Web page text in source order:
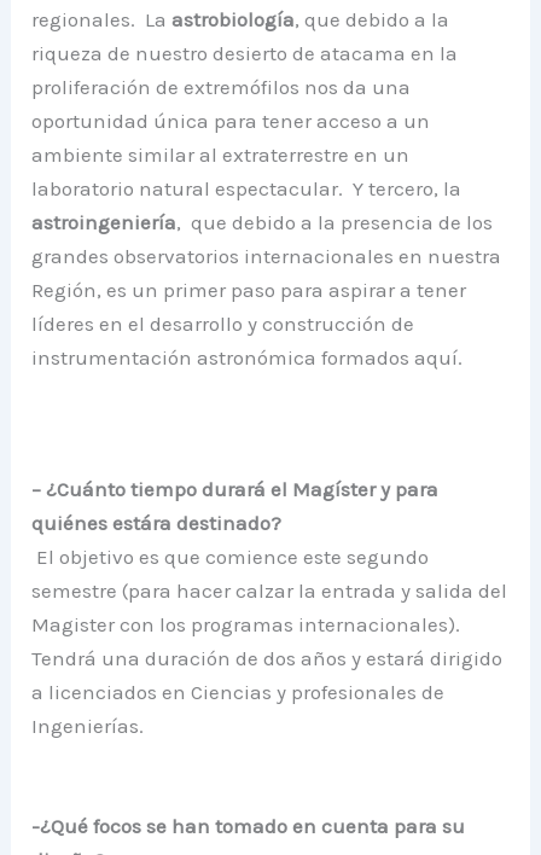
regionales. Laastrobiología, que debido a la
riqueza de nuestro desierto de atacama en la
proliferación de extremófilos nos da una
oportunidad única para tener acceso a un
ambiente similar al extraterrestre en un
laboratorio natural espectacular. Y tercero, la
astroingeniería, que debido a la presencia de los
grandes observatorios internacionales en nuestra
Región, es un primer paso para aspirar a tener
líderes en el desarrollo y construcción de
instrumentación astronómica formados aquí.
– ¿Cuánto tiempo durará el Magíster y para
quiénes estára destinado?
El objetivo es que comience este segundo
semestre (para hacer calzar la entrada y salida del
Magister con los programas internacionales).
Tendrá una duración de dos años y estará dirigido
a licenciados en Ciencias y profesionales de
Ingenierías.
-¿Qué focos se han tomado en cuenta para su